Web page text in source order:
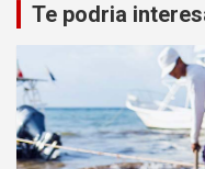
Te podria